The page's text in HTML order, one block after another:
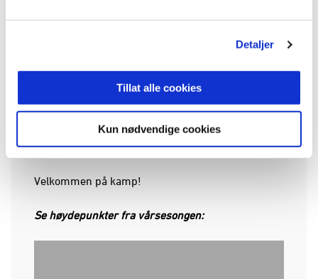
Detaljer
Tillat alle cookies
Kun nødvendige cookies
opp til 16 år inn gratis på kamp! Bruk
100 kroner med promokoden
«coopmedlem».
Studenter får ståplassbilletter til 50 kroner
ved å bruke promokoden «student25».
Velkommen på kamp!
Se høydepunkter fra vårsesongen: